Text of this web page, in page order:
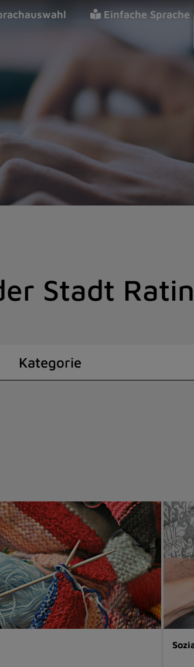
Einfache Sprache
Stadt
Kategorie